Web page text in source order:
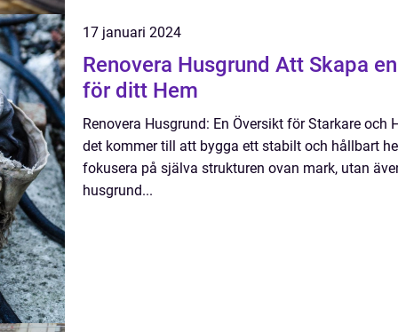
17 januari 2024
Renovera Husgrund Att Skapa en Stark och Hållbar Bas
för ditt Hem
Renovera Husgrund: En Översikt för Starkare och
det kommer till att bygga ett stabilt och hållbart
fokusera på själva strukturen ovan mark, utan
husgrund...